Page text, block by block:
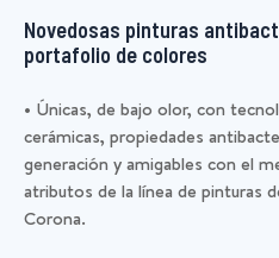
Novedosas pinturas
portafolio de colores
• Únicas, de bajo olor, con
cerámicas, propiedades
generación y amigables con el
atributos de la línea de pinturas
Corona.